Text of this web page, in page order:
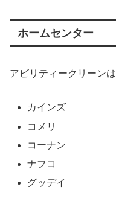
ホームセンター
アビリティークリーンは
カインズ
コメリ
コーナン
ナフコ
グッデイ